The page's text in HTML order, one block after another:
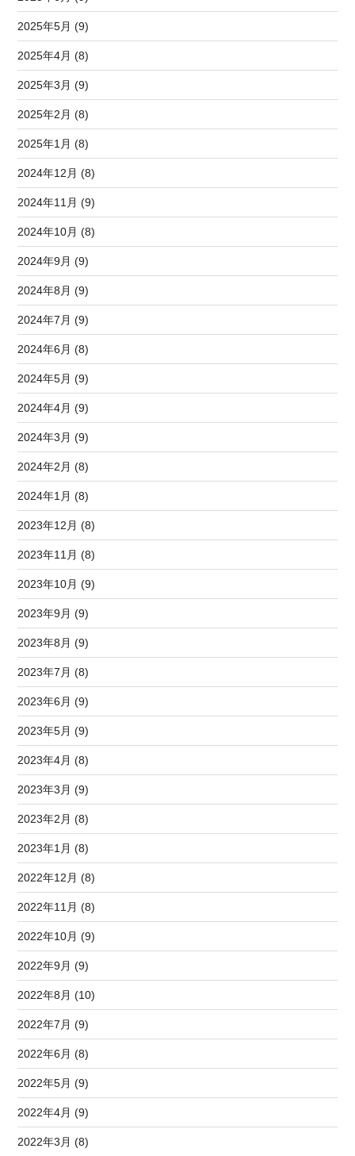
2025年5月 (9)
2025年4月 (8)
2025年3月 (9)
2025年2月 (8)
2025年1月 (8)
2024年12月 (8)
2024年11月 (9)
2024年10月 (8)
2024年9月 (9)
2024年8月 (9)
2024年7月 (9)
2024年6月 (8)
2024年5月 (9)
2024年4月 (9)
2024年3月 (9)
2024年2月 (8)
2024年1月 (8)
2023年12月 (8)
2023年11月 (8)
2023年10月 (9)
2023年9月 (9)
2023年8月 (9)
2023年7月 (8)
2023年6月 (9)
2023年5月 (9)
2023年4月 (8)
2023年3月 (9)
2023年2月 (8)
2023年1月 (8)
2022年12月 (8)
2022年11月 (8)
2022年10月 (9)
2022年9月 (9)
2022年8月 (10)
2022年7月 (9)
2022年6月 (8)
2022年5月 (9)
2022年4月 (9)
2022年3月 (8)